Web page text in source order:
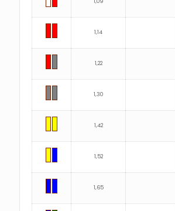
1,14
1,22
1,30
1,42
1,52
1,65